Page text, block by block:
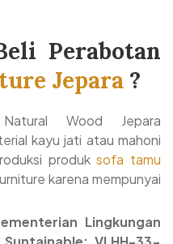
Perabotan
Jepara ?
Wood Jepara
kayu jati atau mahoni
produksofa tamu
karena mempunyai
Lingkungan